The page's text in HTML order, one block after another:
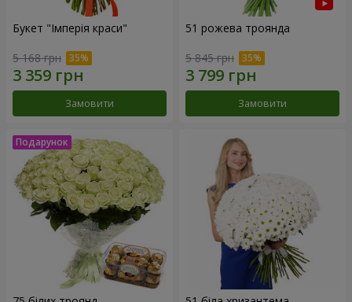
Букет "Імперія краси"
5 168 грн
Замовити
51 рожева троянда
5 845 грн
Замовити